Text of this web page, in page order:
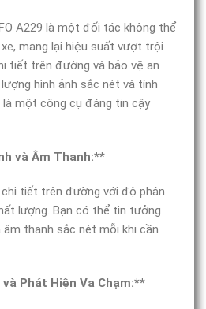
A229 là một đối tác không thể
mang lại hiệu suất vượt trội
tiết trên đường và bảo vệ an
hình ảnh sắc nét và tính
là một công cụ đáng tin cậy
và Âm Thanh:**
chi tiết trên đường với độ phân
lượng. Bạn có thể tin tưởng
âm thanh sắc nét mỗi khi cần
Phát Hiện Va Chạm:**